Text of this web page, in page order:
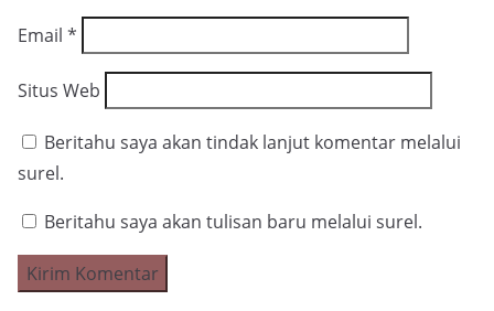
Email *
Situs Web
Beritahu saya akan tindak lanjut komentar melalui
surel.
Beritahu saya akan tulisan baru melalui surel.